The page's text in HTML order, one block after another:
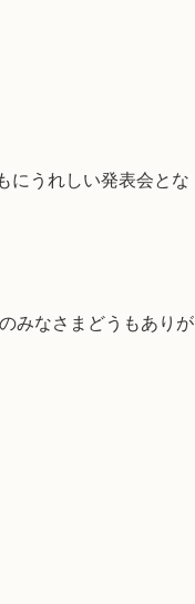
にうれしい発表会とな
みなさまどうもありが